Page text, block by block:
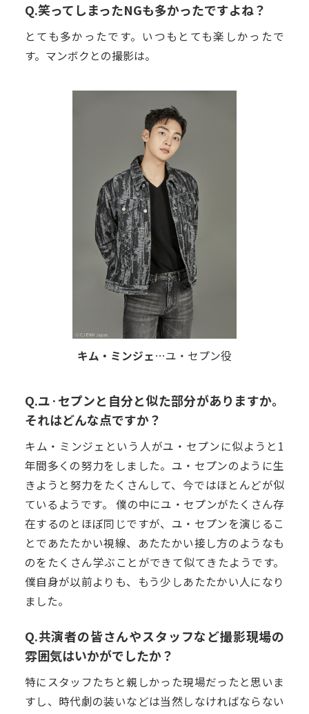
Q.笑ってしまったNGも多かったですよね？
とても多かったです。いつもとても楽しかったで
す。マンボクとの撮影は。
キム・ミンジェ…ユ・セプン役
Q.ユ·セプンと自分と似た部分がありますか。
それはどんな点ですか？
キム・ミンジェという人がユ・セプンに似ようと1
年間多くの努力をしました。ユ・セプンのように生
きようと努力をたくさんして、今ではほとんどが似
ているようです。 僕の中にユ・セプンがたくさん存
在するのとほぼ同じですが、ユ・セプンを演じるこ
とであたたかい視線、あたたかい接し方のようなも
のをたくさん学ぶことができて似てきたようです。
僕自身が以前よりも、もう少しあたたかい人になり
ました。
Q.共演者の皆さんやスタッフなど撮影現場の
雰囲気はいかがでしたか？
特にスタッフたちと親しかった現場だったと思いま
すし、時代劇の装いなどは当然しなければならない